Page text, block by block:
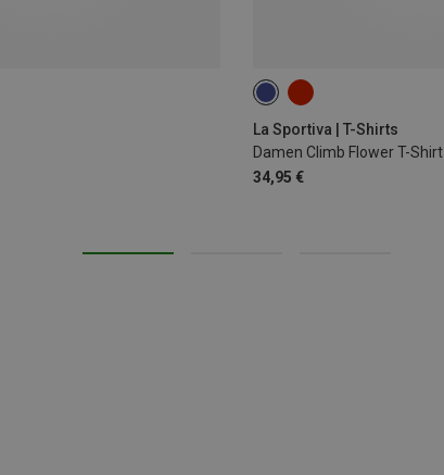
La Sportiva | T-Shirts
Damen Climb Flower T-Shirt
34,95 €
XS S